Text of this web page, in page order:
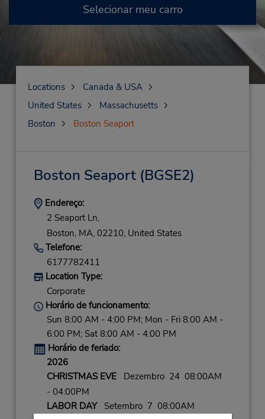
Selecionar meu carro
Locations
Canada & USA
United States
Massachusetts
Boston
Boston Seaport
Boston Seaport(BGSE2)
Endereço:
2 Seaport Ln,
Boston, MA, 02210, United States
Telefone:
6177782411
Location Type:
Corporate
Horário de funcionamento:
Sun 8:00 AM - 4:00 PM; Mon - Fri 8:00 AM -
6:00 PM; Sat 8:00 AM - 4:00 PM
Horário de feriado:
2026
CHRISTMAS EVEDezembro 24 08:00AM
- 04:00PM
LABOR DAYSetembro 7 08:00AM